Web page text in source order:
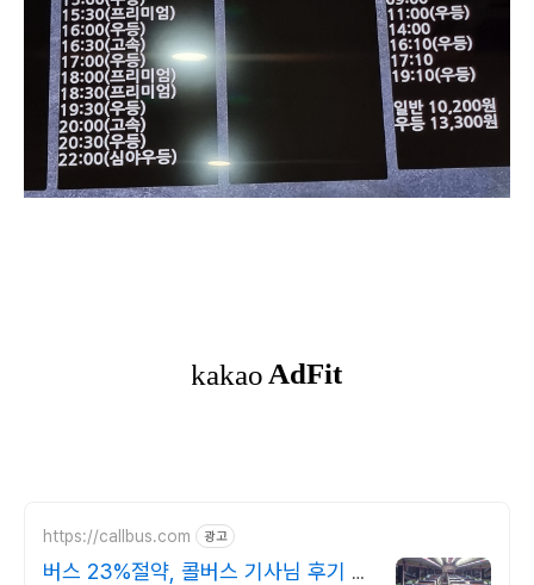
https://callbus.com 광고
버스 23%절약, 콜버스 기사님 후기 평